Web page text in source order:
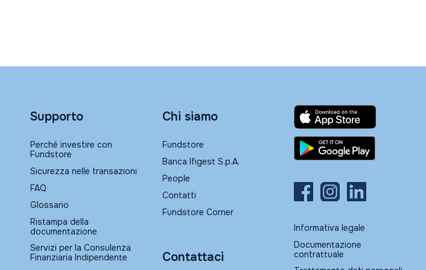
Supporto
Perché investire con
Fundstore
Sicurezza nelle transazioni
FAQ
Glossario
Ristampa della
documentazione
Servizi per la Consulenza
Finanziaria Indipendente
Chi siamo
Fundstore
Banca Ifigest S.p.A.
People
Contatti
Fundstore Corner
Contattaci
Informativa legale
Documentazione
contrattuale